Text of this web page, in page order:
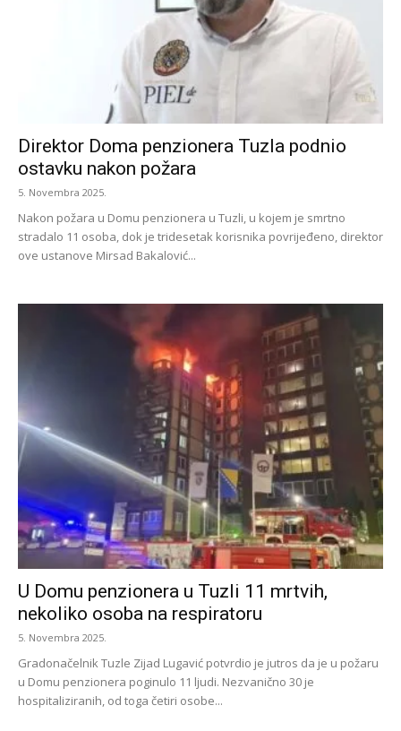
Direktor Doma penzionera Tuzla podnio
ostavku nakon požara
5. Novembra 2025.
Nakon požara u Domu penzionera u Tuzli, u kojem je smrtno
stradalo 11 osoba, dok je tridesetak korisnika povrijeđeno, direktor
ove ustanove Mirsad Bakalović...
U Domu penzionera u Tuzli 11 mrtvih,
nekoliko osoba na respiratoru
5. Novembra 2025.
Gradonačelnik Tuzle Zijad Lugavić potvrdio je jutros da je u požaru
u Domu penzionera poginulo 11 ljudi. Nezvanično 30 je
hospitaliziranih, od toga četiri osobe...